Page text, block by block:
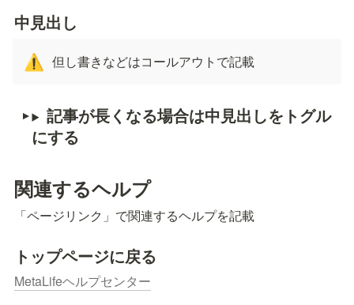
中見出し
⚠️ 但し書きなどはコールアウトで記載
記事が長くなる場合は中見出しをトグル
にする
関連するヘルプ
「ページリンク」で関連するヘルプを記載
トップページに戻る
MetaLifeヘルプセンター